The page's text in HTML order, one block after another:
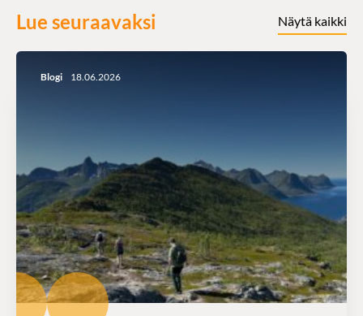
Lue seuraavaksi Näytä kaikki
Blogi 18.06.2026